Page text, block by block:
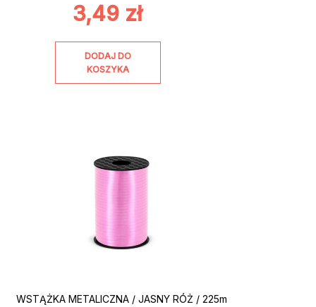
3,49 zł
DODAJ DO
KOSZYKA
WSTĄŻKA METALICZNA / JASNY RÓŻ / 225m